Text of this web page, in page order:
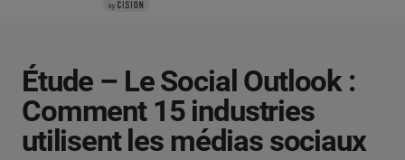
Étude – Le Social Outlook :
Comment 15 industries
utilisent les médias sociaux